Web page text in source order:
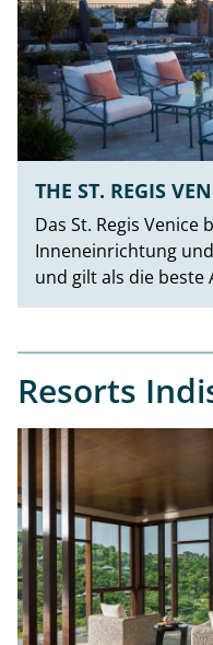
THE ST. REGIS
Das St. Regis
Inneneinrichtung
und gilt als die beste
Resorts